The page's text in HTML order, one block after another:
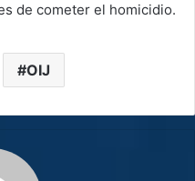
de cometer el homicidio.
OIJ